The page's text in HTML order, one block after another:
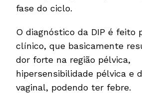
fase do ciclo.
O diagnóstico da DIP é feito
clínico, que basicamente
dor forte na região pélvica,
hipersensibilidade pélvica e
vaginal, podendo ter febre.